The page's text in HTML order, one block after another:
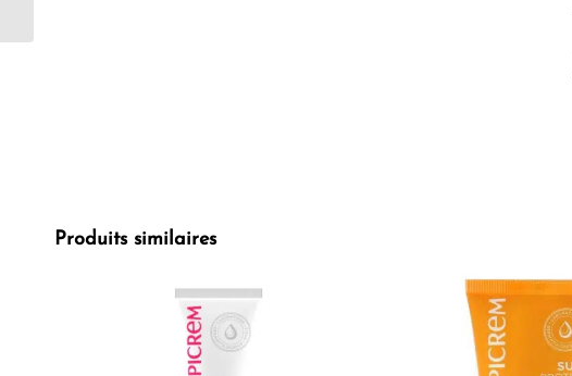
Produits similaires